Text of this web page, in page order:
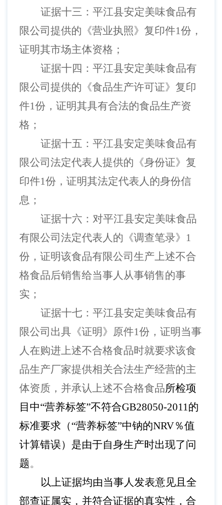
证据十三：平江县安定美味食品有
限公司提供的《营业执照》复印件1份，
证明其市场主体资格；
证据十四：平江县安定美味食品有
限公司提供的《食品生产许可证》复印
件1份，证明其具有合法的食品生产资
格；
证据十五：平江县安定美味食品有
限公司法定代表人提供的《身份证》复
印件1份，证明其法定代表人的身份信
息；
证据十六：对平江县安定美味食品
有限公司法定代表人的《调查笔录》 1
份，证明该食品有限公司生产上述不合
格食品后销售给当事人从事销售的事
实；
证据十七：平江县安定美味食品有
限公司出具《证明》原件1份，证明当事
人在购进上述不合格食品时就要求该食
品生产厂家提供相关合法生产经营的主
体资质，并承认上述不合格食品所检项
目中“营养标签”不符合GB28050-2011的
标准要求（“营养标签”中钠的NRV％值
计算错误）是由于自身生产时出现了问
题。
以上证据均由当事人发表意见且全
部查证属实，并符合证据的真实性，合